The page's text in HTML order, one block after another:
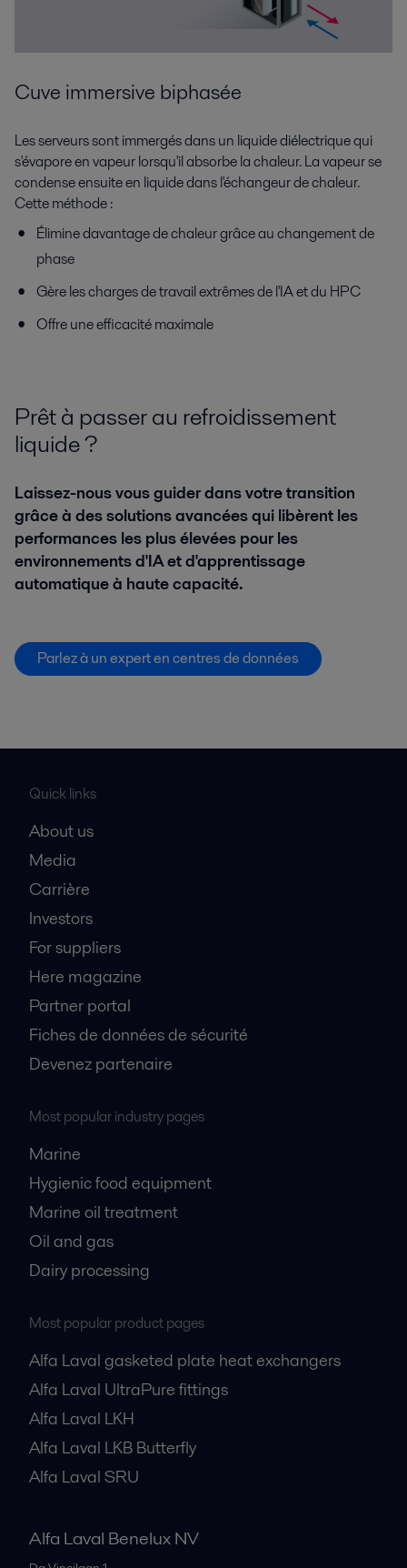
Cuve immersive biphasée
Les serveurs sont immergés dans un liquide diélectrique qui
s'évapore en vapeur lorsqu'il absorbe la chaleur. La vapeur se
condense ensuite en liquide dans l'échangeur de chaleur.
Cette méthode :
Élimine davantage de chaleur grâce au changement de
phase
Gère les charges de travail extrêmes de l'IA et du HPC
Offre une efficacité maximale
Prêt à passer au refroidissement
liquide ?
Laissez-nous vous guider dans votre transition
grâce à des solutions avancées qui libèrent les
performances les plus élevées pour les
environnements d'IA et d'apprentissage
automatique à haute capacité.
Parlez à un expert en centres de données
Quick links
About us
Media
Carrière
Investors
For suppliers
Here magazine
Partner portal
Fiches de données de sécurité
Devenez partenaire
Most popular industry pages
Marine
Hygienic food equipment
Marine oil treatment
Oil and gas
Dairy processing
Most popular product pages
Alfa Laval gasketed plate heat exchangers
Alfa Laval UltraPure fittings
Alfa Laval LKH
Alfa Laval LKB Butterfly
Alfa Laval SRU
Alfa Laval Benelux NV